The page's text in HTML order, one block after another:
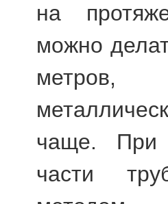
на
можно
чаще. При
части